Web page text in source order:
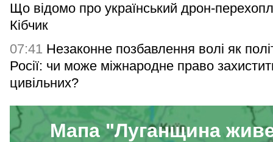
Що відомо про український дрон-
Кібчик
07:41 Незаконне позбавлення волі як
Росії: чи може міжнародне право
цивільних?
Мапа "Луганщина